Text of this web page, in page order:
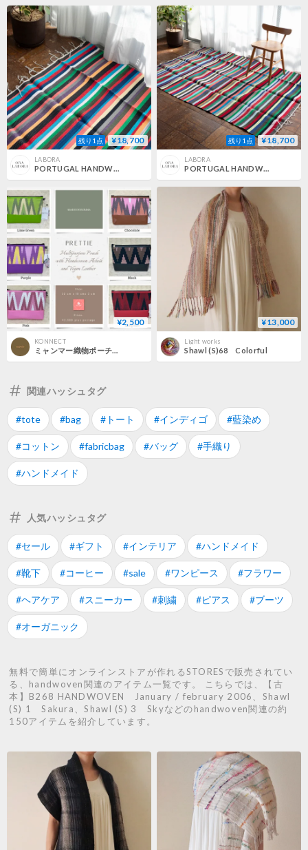
残り1点 ¥18,700
LABORA
PORTUGAL HANDWOVEN COTTON RUG04
残り1点 ¥18,700
LABORA
PORTUGAL HANDWOVEN COTTON RUG03
¥2,500
KONNECT
¥13,000
Light works
Shawl (S)68 Colorful
関連ハッシュタグ
#tote #bag #トート #インディゴ #藍染め
#コットン #fabricbag #バッグ #手織り
#ハンドメイド
人気ハッシュタグ
#セール #ギフト #インテリア #ハンドメイド
#靴下 #コーヒー #sale #ワンピース #フラワー
#ヘアケア #スニーカー #刺繍 #ピアス #ブーツ
#オーガニック
無料で簡単にオンラインストアが作れるSTORESで販売されてい
る、handwoven関連のアイテム一覧です。 こちらでは、【古
本】B268 HANDWOVEN January / february 2006、Shawl
(S) 1 Sakura、Shawl (S) 3 Skyなどのhandwoven関連の約
150アイテムを紹介しています。